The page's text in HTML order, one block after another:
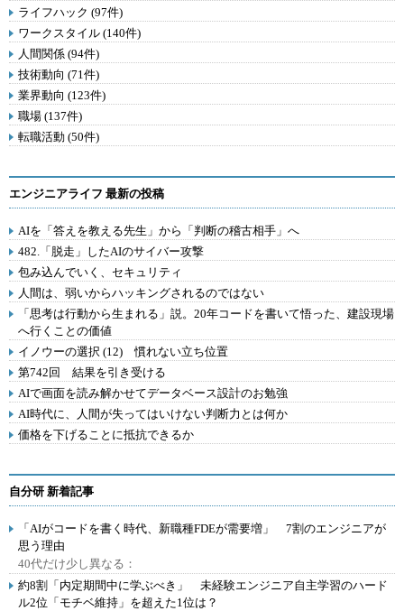
ライフハック (97件)
ワークスタイル (140件)
人間関係 (94件)
技術動向 (71件)
業界動向 (123件)
職場 (137件)
転職活動 (50件)
エンジニアライフ 最新の投稿
AIを「答えを教える先生」から「判断の稽古相手」へ
482.「脱走」したAIのサイバー攻撃
包み込んでいく、セキュリティ
人間は、弱いからハッキングされるのではない
「思考は行動から生まれる」説。20年コードを書いて悟った、建設現場
へ行くことの価値
イノウーの選択 (12) 慣れない立ち位置
第742回 結果を引き受ける
AIで画面を読み解かせてデータベース設計のお勉強
AI時代に、人間が失ってはいけない判断力とは何か
価格を下げることに抵抗できるか
自分研 新着記事
「AIがコードを書く時代、新職種FDEが需要増」 7割のエンジニアが
思う理由
40代だけ少し異なる：
約8割「内定期間中に学ぶべき」 未経験エンジニア自主学習のハード
ル2位「モチベ維持」を超えた1位は？